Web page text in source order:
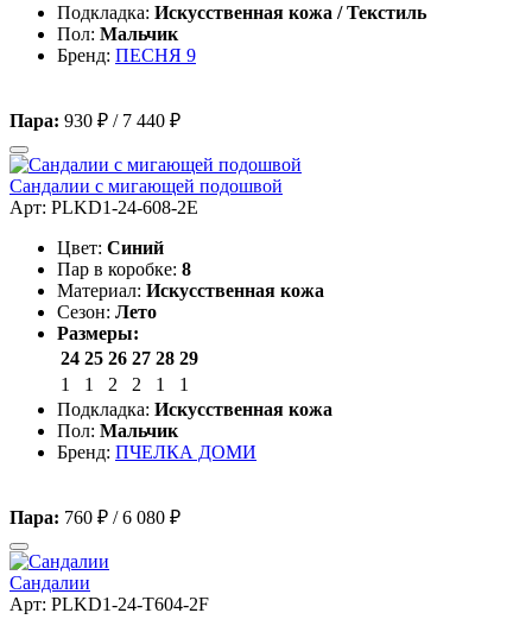
Подкладка: Искусственная кожа / Текстиль
Пол: Мальчик
Бренд: ПЕСНЯ 9
Пара: 930 ₽ / 7 440 ₽
Сандалии с мигающей подошвой
Арт: PLKD1-24-608-2E
Цвет: Синий
Пар в коробке: 8
Материал: Искусственная кожа
Сезон: Лето
Размеры:
24 25 26 27 28 29
1
1 2 2 1
1
Подкладка: Искусственная кожа
Пол: Мальчик
Бренд: ПЧЕЛКА ДОМИ
Пара: 760 ₽ /6 080 ₽
Сандалии
Арт: PLKD1-24-T604-2F